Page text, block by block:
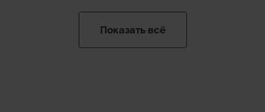
Показать всё